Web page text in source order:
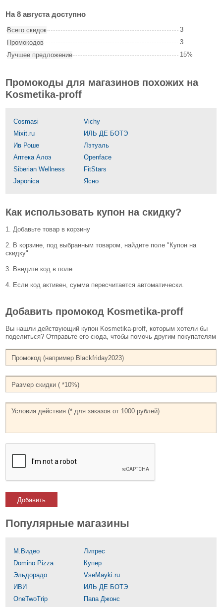
На 8 августа доступно
Всего скидок
3
Промокодов
3
Лучшее предложение
15%
Промокоды для магазинов похожих на
Kosmetika-proff
Cosmasi
Vichy
Mixit.ru
ИЛЬ ДЕ БОТЭ
Ив Роше
Лэтуаль
Аптека Алоэ
Openface
Siberian Wellness
FitStars
Japonica
Ясно
Как использовать купон на скидку?
1. Добавьте товар в корзину
2. В корзине, под выбранным товаром, найдите поле "Купон на
скидку"
3. Введите код в поле
4. Если код активен, сумма пересчитается автоматически.
Добавить промокод Kosmetika-proff
Вы нашли действующий купон Kosmetika-proff, которым хотели бы
поделиться? Отправьте его сюда, чтобы помочь другим покупателям
Добавить
Популярные магазины
М.Видео
Литрес
Domino Pizza
Купер
Эльдорадо
VseMayki.ru
ИВИ
ИЛЬ ДЕ БОТЭ
OneTwoTrip
Папа Джонс